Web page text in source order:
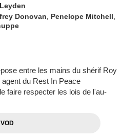
Donovan, Penelope Mitchell,
entre les mains du shérif Roy
du Rest In Peace
faire respecter les lois de l'au-
VOD